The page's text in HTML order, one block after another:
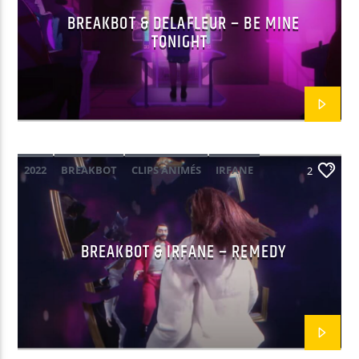
EN CE MOMENT
AIR
CRYSTAL MURRAY
EMISSION EN COURS
NON-STOP MUSIC
14:00 16:59
AFTER WORK
17:00 18:59
BREAKBOT & DELAFLEUR – BE MINE
TONIGHT
2022 BREAKBOT CLIPS ANIMÉS
IRFANE
2
BREAKBOT & IRFANE – REMEDY